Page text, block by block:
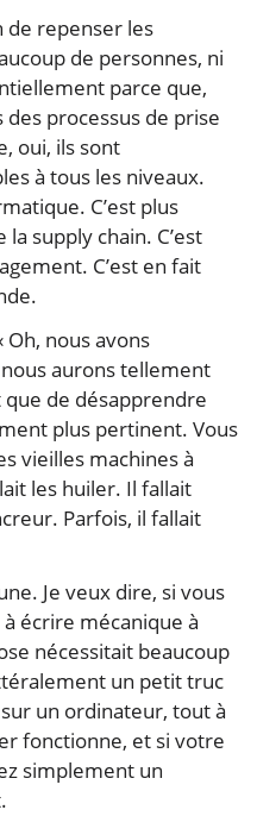
de repenser les
de personnes, ni
parce que,
processus de prise
oui, ils sont
à tous les niveaux.
C’est plus
supply chain. C’est
C’est en fait
Oh, nous avons
aurons tellement
que de désapprendre
plus pertinent. Vous
vieilles machines à
les huiler. Il fallait
Parfois, il fallait
Je veux dire, si vous
écrire mécanique à
nécessitait beaucoup
un petit truc
un ordinateur, tout à
fonctionne, et si votre
simplement un